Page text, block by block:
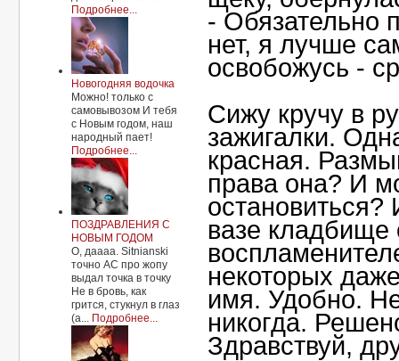
Подробнее...
Новогодняя водочка
Можно! только с
самовывозом И тебя
с Новым годом, наш
народный пает!
Подробнее...
ПОЗДРАВЛЕНИЯ С
НОВЫМ ГОДОМ
О, даааа. Sitnianski
точно АС про жопу
выдал точка в точку
Не в бровь, как
грится, стукнул в глаз
(а... Подробнее...
- Обязательно
нет, я лучше
освобожусь -
Сижу кручу в
зажигалки.
красная.
права она? И
остановиться?
вазе кладбище
некоторых
имя. Удобно.
никогда.
Здравствуй,